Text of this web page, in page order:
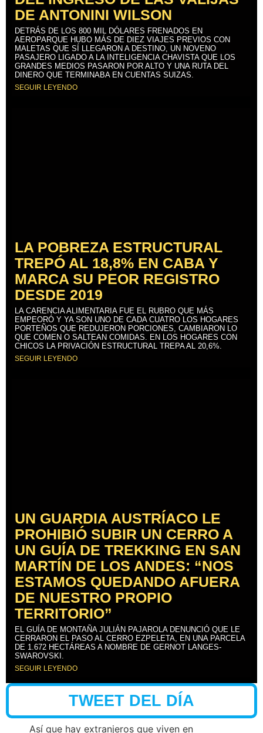
DE ANTONINI WILSON
DETRÁS DE LOS 800 MIL DÓLARES FRENADOS EN
AEROPARQUE HUBO MÁS DE DIEZ VIAJES PREVIOS CON
MALETAS QUE SÍ LLEGARON A DESTINO, UN NOVENO
PASAJERO LIGADO A LA INTELIGENCIA CHAVISTA QUE LOS
GRANDES MEDIOS PASARON POR ALTO Y UNA RUTA DEL
DINERO QUE TERMINABA EN CUENTAS SUIZAS.
SEGUIR LEYENDO
LA POBREZA ESTRUCTURAL
TREPÓ AL 18,8% EN CABA Y
MARCA SU PEOR REGISTRO
DESDE 2019
LA CARENCIA ALIMENTARIA FUE EL RUBRO QUE MÁS
EMPEORÓ Y YA SON UNO DE CADA CUATRO LOS HOGARES
PORTEÑOS QUE REDUJERON PORCIONES, CAMBIARON LO
QUE COMEN O SALTEAN COMIDAS. EN LOS HOGARES CON
CHICOS LA PRIVACIÓN ESTRUCTURAL TREPA AL 20,6%.
SEGUIR LEYENDO
UN GUARDIA AUSTRÍACO LE
PROHIBIÓ SUBIR UN CERRO A
UN GUÍA DE TREKKING EN SAN
MARTÍN DE LOS ANDES: “NOS
ESTAMOS QUEDANDO AFUERA
DE NUESTRO PROPIO
TERRITORIO”
EL GUÍA DE MONTAÑA JULIÁN PAJAROLA DENUNCIÓ QUE LE
CERRARON EL PASO AL CERRO EZPELETA, EN UNA PARCELA
DE 1.672 HECTÁREAS A NOMBRE DE GERNOT LANGES-
SWAROVSKI.
SEGUIR LEYENDO
TWEET DEL DÍA
Así que hay extranjeros que viven en